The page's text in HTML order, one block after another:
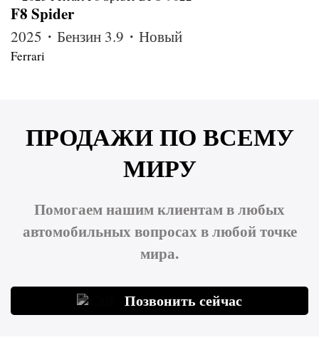
F8 Spider
2025・Бензин 3.9・Новый
Ferrari
ПРОДАЖИ ПО ВСЕМУ
МИРУ
Помогаем нашим клиентам в любых
автомобильных вопросах в любой точке
мира.
Позвонить сейчас